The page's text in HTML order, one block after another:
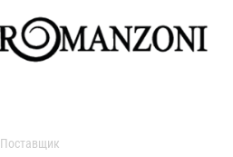
Поставщик